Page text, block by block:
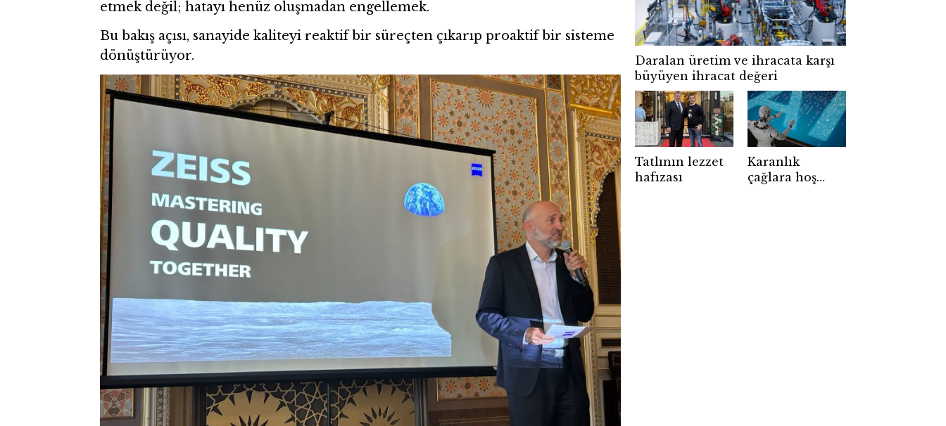
etmek değil; hatayı henüz oluşmadan engellemek.
Bu bakış açısı, sanayide kaliteyi reaktif bir süreçten çıkarıp proaktif bir sisteme
dönüştürüyor.
Daralan üretim ve ihracata karşı
büyüyen ihracat değeri
Tatlının lezzet
hafızası
Karanlık
çağlara hoş